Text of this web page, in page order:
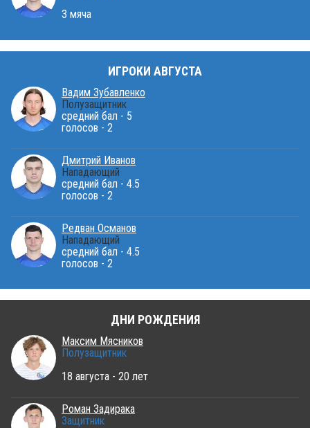
3 мяча
ИГРОКИ АВГУСТА
Вадим Зубавленко
Полузащитник
средний бал - 5
голосов - 2
Дмитрий Иванов
Нападающий
средний бал - 4.5
голосов - 2
Редван Османов
Нападающий
средний бал - 4.5
голосов - 2
ДНИ РОЖДЕНИЯ
Максим Мясников
Полузащитник
18 августа - 20 лет
Роман Задирака
Защитник